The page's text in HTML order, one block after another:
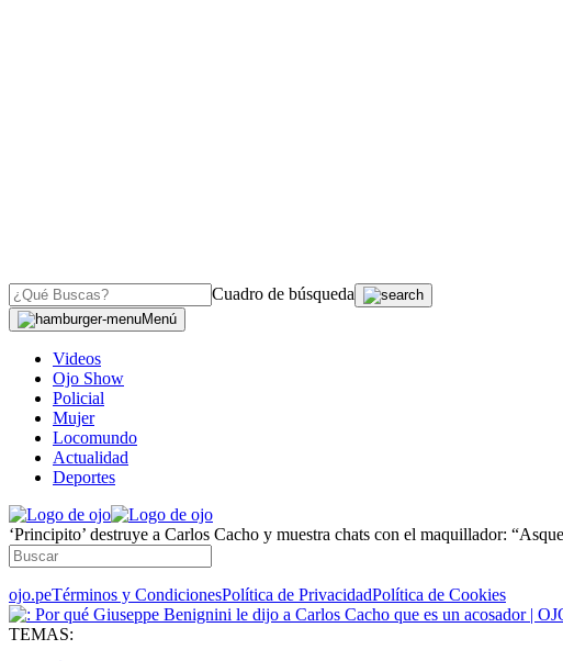
Cuadro de búsqueda
Menú
Videos
Ojo Show
Policial
Mujer
Locomundo
Actualidad
Deportes
‘Principito’ destruye a Carlos Cacho y muestra chats con el maquillador:
ojo.peTérminos y CondicionesPolítica de PrivacidadPolítica de Cookies
TEMAS: